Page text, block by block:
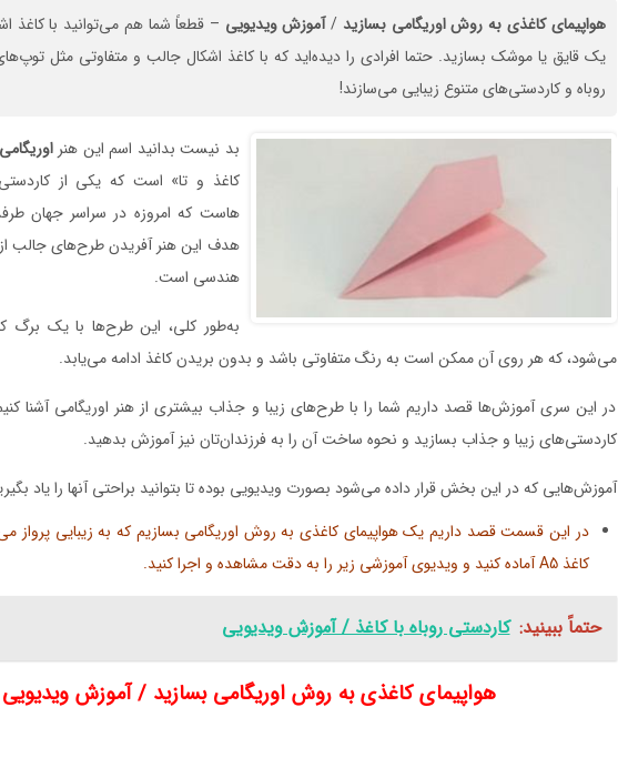
هواپیمای کاغذی به روش اوریگامی بسازید /آموزش ویدیویی – قطعاً شما هم می‌توانید با کاغذ
یک قایق یا موشک بسازید. حتما افرادی را دیده‌اید که با کاغذ اشکال جالب و متفاوتی مثل
روباه و کاردستی‌های متنوع زیبایی می‌سازند!
بد نیست بدانید اسم این هنر
کاغذ و تا» است که یکی از
هاست که امروزه در سراسر جهان
هدف این هنر آفریدن طرح‌های جالب
هندسی است.
به‌طور کلی، این طرح‌ها با یک برگ
می‌شود، که هر روی آن ممکن است به رنگ متفاوتی باشد و بدون بریدن کاغذ ادامه می‌یابد.
در این سری آموزش‌ها قصد داریم شما را با طرح‌های زیبا و جذاب بیشتری از هنر اوریگامی آشنا
کاردستی‌های زیبا و جذاب‌ بسازید و نحوه ساخت آن را به فرزندان‌تان نیز آموزش بدهید.
آموزش‌هایی که در این بخش قرار داده می‌شود بصورت ویدیویی بوده تا بتوانید براحتی آنها را یاد
در این قسمت قصد داریم یک هواپیمای کاغذی به روش اوریگامی بسازیم که به زیبایی پرواز
کاغذ A5 آماده کنید و ویدیوی آموزشی زیر را به دقت مشاهده و اجرا کنید.
حتماً ببینید: کاردستی روباه با کاغذ / آموزش ویدیویی
هواپیمای کاغذی به روش اوریگامی بسازید / آموزش ویدیویی